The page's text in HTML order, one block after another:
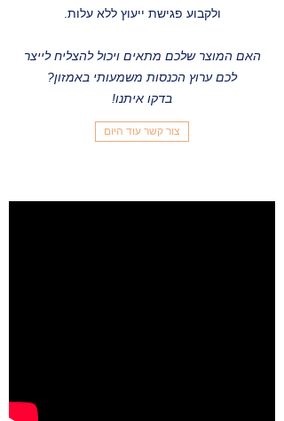
ולקבוע פגישת ייעוץ ללא עלות.
האם המוצר שלכם מתאים ויכול להצליח לייצר
לכם ערוץ הכנסות משמעותי באמזון?
בדקו איתנו!
צור קשר עוד היום